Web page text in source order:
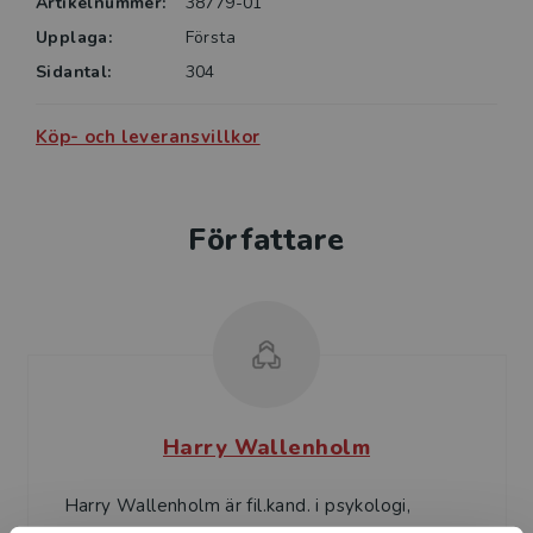
Upplaga:
Första
Sidantal:
304
Köp- och leveransvillkor
Författare
Harry Wallenholm
Harry Wallenholm är fil.kand. i psykologi,